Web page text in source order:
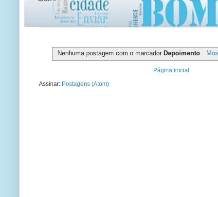
Nenhuma postagem com o marcador Depoimento.
Página inicial
Assinar: Postagens (Atom)